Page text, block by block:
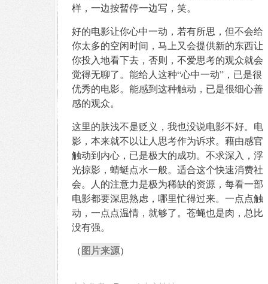
样，一边按暂停一边写，笑。
好的电影让你心中一动，若有所思，但不会给
你太多的空闲时间，马上又会提供新的东西让
你投入地看下去，否则，不爱思考的观众就会
觉得无聊了。能给人这种“心中一动”，已是很
优秀的电影。能感到这种触动，已是很细心善
感的观众。
这里的肤浅不是贬义，我也没说电影不好。电
影，本来就不以让人思考作为诉求。藉由感官
触动到内心，已是极大的成功。不求深入，浮
光掠影，蜻蜓点水一般。适合这个快速消费社
会。人的注意力是极为稀缺的资源，每看一部
电影都要深思熟虑，哪里忙得过来。一点点触
动，一点点温情，就够了。苍蝇也是肉，总比
没有强。
（图片来源）